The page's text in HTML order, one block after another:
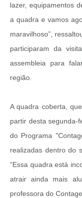
lazer, equipamentos
a quadra e vamos
maravilhoso”,
participaram da
assembleia para
região.
A quadra coberta,
partir desta segunda-
do Programa
realizadas dentro do
“Essa quadra está
atrair ainda mais
professora do